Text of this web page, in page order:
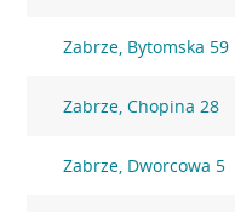
Zabrze, Bytomska 59
Zabrze, Chopina 28
Zabrze, Dworcowa 5